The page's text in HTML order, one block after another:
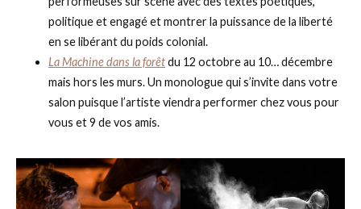
politique et engagé et montrer la puissance de la liberté
en se libérant du poids colonial.
La Machine dans la forêtdu 12 octobre au 10… décembre
mais hors les murs. Un monologue qui s’invite dans votre
salon puisque l’artiste viendra performer chez vous pour
vous et 9 de vos amis.